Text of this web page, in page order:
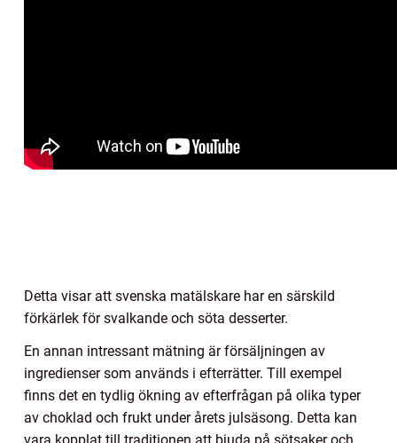
Detta visar att svenska matälskare har en särskild
förkärlek för svalkande och söta desserter.
En annan intressant mätning är försäljningen av
ingredienser som används i efterrätter. Till exempel
finns det en tydlig ökning av efterfrågan på olika typer
av choklad och frukt under årets julsäsong. Detta kan